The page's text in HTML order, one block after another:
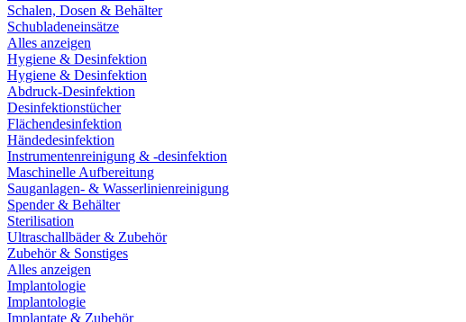
Schalen, Dosen & Behälter
Schubladeneinsätze
Alles anzeigen
Hygiene & Desinfektion
Hygiene & Desinfektion
Abdruck-Desinfektion
Desinfektionstücher
Flächendesinfektion
Händedesinfektion
Instrumentenreinigung & -desinfektion
Maschinelle Aufbereitung
Sauganlagen- & Wasserlinienreinigung
Spender & Behälter
Sterilisation
Ultraschallbäder & Zubehör
Zubehör & Sonstiges
Alles anzeigen
Implantologie
Implantologie
Implantate & Zubehör